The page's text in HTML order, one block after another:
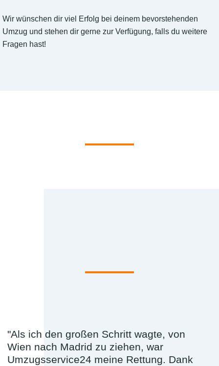
Wir wünschen dir viel Erfolg bei deinem bevorstehenden
Umzug und stehen dir gerne zur Verfügung, falls du weitere
Fragen hast!
"Als ich den großen Schritt wagte, von
Wien nach Madrid zu ziehen, war
Umzugsservice24 meine Rettung. Dank